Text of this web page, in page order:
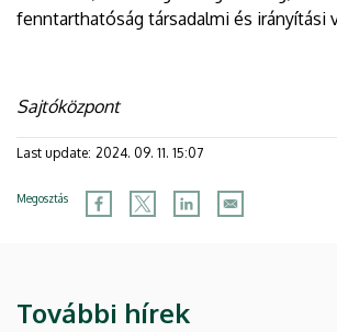
fenntarthatóság társadalmi és irányítási
Sajtóközpont
Last update: 2024. 09. 11. 15:07
Megosztás
További hírek